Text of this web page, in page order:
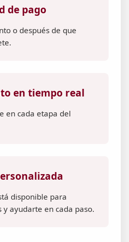
de pago
o después de que
en tiempo real
en cada etapa del
disponible para
y ayudarte en cada paso.